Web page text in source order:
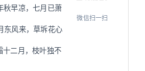
早凉，七月已萧
风来，草坼花心
二月，枝叶独不
微信扫一扫